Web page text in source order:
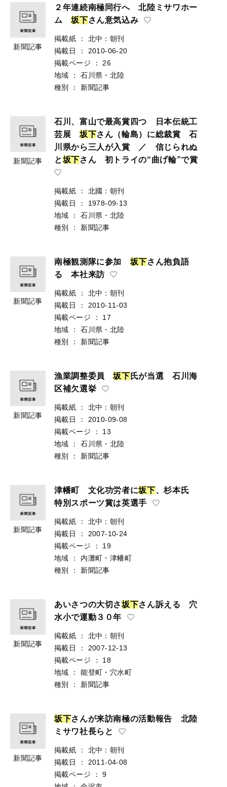
新聞記事
２年連続南極同行へ 北陸ミサワホー
ム坂下さん意気込み
掲載紙 ：
北中：朝刊
掲載日
：
2010-06-20
掲載ページ
：
26
地域
：
石川県・北陸
種別
： 新聞記事
新聞記事
石川、富山で最高賞四つ 日本伝統工
芸展 坂下さん（輪島）に総裁賞 石
川県から三人が入賞 ／ 信じられぬ
と坂下さん 初トライの“曲げ輪”で賞
掲載紙 ：
北國：朝刊
掲載日
：
1978-09-13
地域
：
石川県・北陸
種別
： 新聞記事
新聞記事
南極観測隊に参加 坂下さん抱負語
る 本社来訪
掲載紙 ：
北中：朝刊
掲載日
：
2010-11-03
掲載ページ
：
17
地域
：
石川県・北陸
種別
： 新聞記事
新聞記事
漁業調整委員坂下 氏が当選 石川海
区補欠選挙
掲載紙 ：
北中：朝刊
掲載日
：
2010-09-08
掲載ページ
：
13
地域
：
石川県・北陸
種別
： 新聞記事
新聞記事
津幡町 文化功労者に坂下、杉本氏
特別スポーツ賞は英選手
掲載紙 ：
北中：朝刊
掲載日
：
2007-10-24
掲載ページ
：
19
地域
：
内灘町・津幡町
種別
： 新聞記事
新聞記事
あいさつの大切さ坂下さん訴える 穴
水小で運動３０年
掲載紙 ：
北中：朝刊
掲載日
：
2007-12-13
掲載ページ
：
18
地域
：
能登町・穴水町
種別
： 新聞記事
新聞記事
坂下さんが来訪南極の活動報告 北陸
ミサワ社長らと
掲載紙 ：
北中：朝刊
掲載日
：
2011-04-08
掲載ページ
：
9